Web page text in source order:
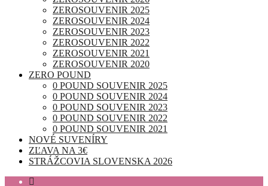
ZEROSOUVENIR 2025
ZEROSOUVENIR 2024
ZEROSOUVENIR 2023
ZEROSOUVENIR 2022
ZEROSOUVENIR 2021
ZEROSOUVENIR 2020
ZERO POUND
0 POUND SOUVENIR 2025
0 POUND SOUVENIR 2024
0 POUND SOUVENIR 2023
0 POUND SOUVENIR 2022
0 POUND SOUVENIR 2021
NOVÉ SUVENÍRY
ZĽAVA NA 3€
STRÁŽCOVIA SLOVENSKA 2026